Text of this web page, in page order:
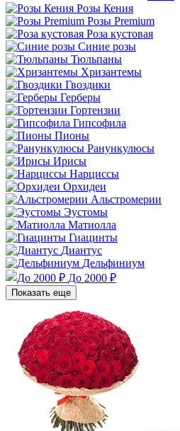
Розы Кения
Розы Premium
Роза кустовая
Синие розы
Тюльпаны
Хризантемы
Гвоздики
Герберы
Гортензии
Гипсофила
Пионы
Ранункулюсы
Ирисы
Нарциссы
Орхидеи
Альстромерии
Эустомы
Матиолла
Гиацинты
Диантус
Дельфиниум
До 2000 ₽
Показать еще